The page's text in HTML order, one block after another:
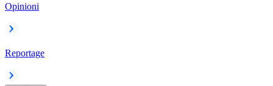
Opinioni
Reportage